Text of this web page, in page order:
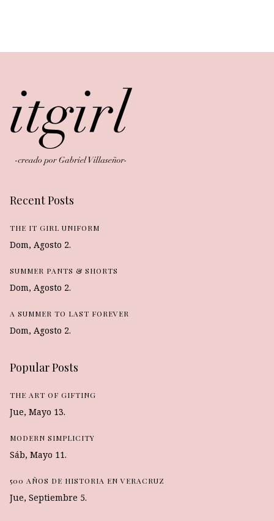
Recent Posts
THE IT GIRL UNIFORM
Dom, Agosto 2.
SUMMER PANTS & SHORTS
Dom, Agosto 2.
A SUMMER TO LAST FOREVER
Dom, Agosto 2.
Popular Posts
THE ART OF GIFTING
Jue, Mayo 13.
MODERN SIMPLICITY
Sáb, Mayo 11.
500 AÑOS DE HISTORIA EN VERACRUZ
Jue, Septiembre 5.